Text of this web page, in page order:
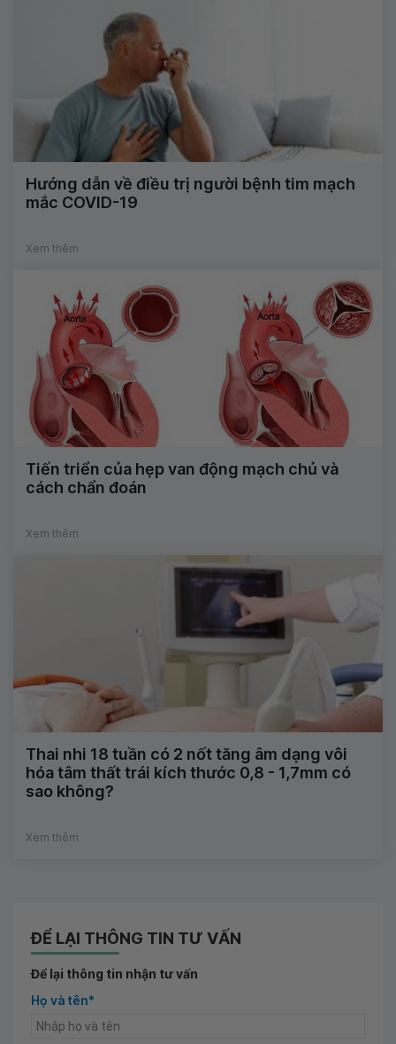
Hướng dẫn về điều trị người bệnh tim mạch
mắc COVID-19
Xem thêm
Tiến triển của hẹp van động mạch chủ và
cách chẩn đoán
Xem thêm
Thai nhi 18 tuần có 2 nốt tăng âm dạng vôi
hóa tâm thất trái kích thước 0,8 - 1,7mm có
sao không?
Xem thêm
ĐỂ LẠI THÔNG TIN TƯ VẤN
Để lại thông tin nhận tư vấn
Họ và tên*